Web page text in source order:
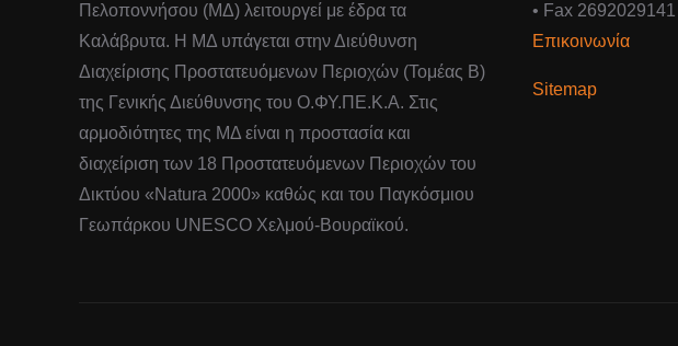
Πελοποννήσου (ΜΔ) λειτουργεί με έδρα τα
Καλάβρυτα. Η ΜΔ υπάγεται στην Διεύθυνση
Διαχείρισης Προστατευόμενων Περιοχών (Τομέας Β)
της Γενικής Διεύθυνσης του Ο.ΦΥ.ΠΕ.Κ.Α. Στις
αρμοδιότητες της ΜΔ είναι η προστασία και
διαχείριση των 18 Προστατευόμενων Περιοχών του
Δικτύου «Natura 2000» καθώς και του Παγκόσμιου
Γεωπάρκου UNESCO Χελμού-Βουραϊκού.
• Fax 2692029141
Επικοινωνία
Sitemap